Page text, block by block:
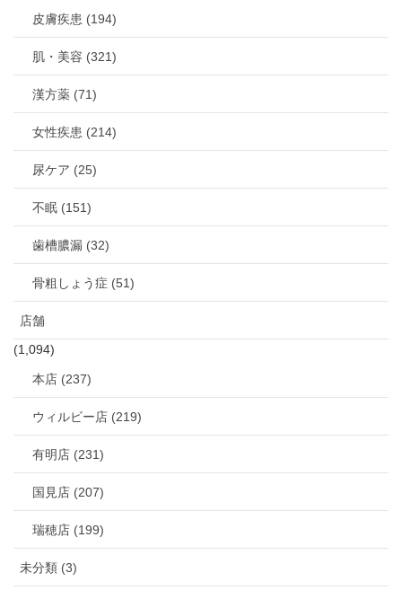
皮膚疾患 (194)
肌・美容 (321)
漢方薬 (71)
女性疾患 (214)
尿ケア (25)
不眠 (151)
歯槽膿漏 (32)
骨粗しょう症 (51)
店舗
(1,094)
本店 (237)
ウィルビー店 (219)
有明店 (231)
国見店 (207)
瑞穂店 (199)
未分類 (3)